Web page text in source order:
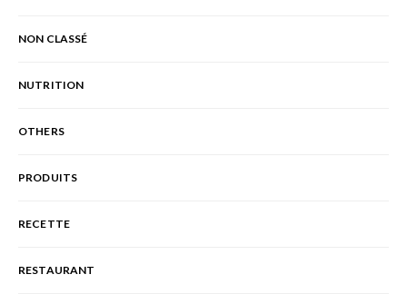
NON CLASSÉ
NUTRITION
OTHERS
PRODUITS
RECETTE
RESTAURANT